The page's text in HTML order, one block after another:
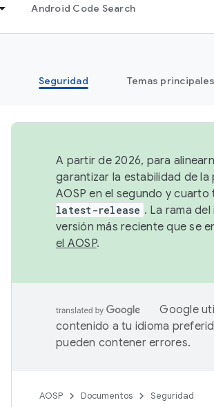
Android Code Search
Seguridad Temas principales
A partir de 2026, para
garantizar la estabilidad de
AOSP en el segundo y
latest-release . La rama
versión más reciente que se
el AOSP.
Google
contenido a tu idioma
pueden contener errores.
AOSP Documentos Seguridad